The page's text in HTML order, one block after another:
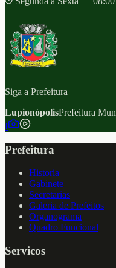
Siga a Prefeitura
LupionópolisPrefeitura
f
Prefeitura
Historia
Gabinete
Secretarias
Galeria de Prefeitos
Organograma
Quadro Funcional
Servicos